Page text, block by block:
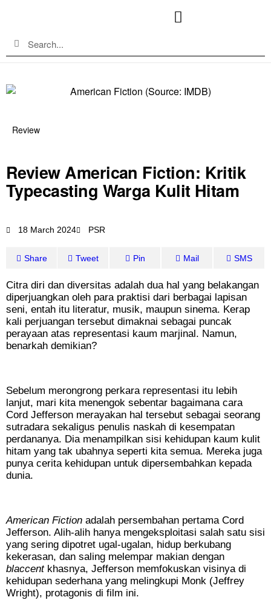
Review
Review American Fiction: Kritik
Typecasting Warga Kulit Hitam
18 March 2024 PSR
Share Tweet Pin Mail SMS
Citra diri dan diversitas adalah dua hal yang belakangan
diperjuangkan oleh para praktisi dari berbagai lapisan
seni, entah itu literatur, musik, maupun sinema. Kerap
kali perjuangan tersebut dimaknai sebagai puncak
perayaan atas representasi kaum marjinal. Namun,
benarkah demikian?
Sebelum merongrong perkara representasi itu lebih
lanjut, mari kita menengok sebentar bagaimana cara
Cord Jefferson merayakan hal tersebut sebagai seorang
sutradara sekaligus penulis naskah di kesempatan
perdananya. Dia menampilkan sisi kehidupan kaum kulit
hitam yang tak ubahnya seperti kita semua. Mereka juga
punya cerita kehidupan untuk dipersembahkan kepada
dunia.
American Fiction adalah persembahan pertama Cord
Jefferson. Alih-alih hanya mengeksploitasi salah satu sisi
yang sering dipotret ugal-ugalan, hidup berkubang
kekerasan, dan saling melempar makian dengan
blaccent khasnya, Jefferson memfokuskan visinya di
kehidupan sederhana yang melingkupi Monk (Jeffrey
Wright), protagonis di film ini.